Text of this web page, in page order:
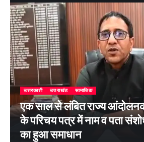
उत्तरकाशी उत्तराखंड सामाजिक
एक साल से लंबित राज्य
के परिचय पत्र में नाम व पता
का हुआ समाधान